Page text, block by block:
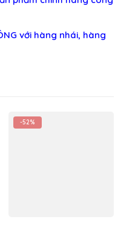
với hàng nhái, hàng
-52%